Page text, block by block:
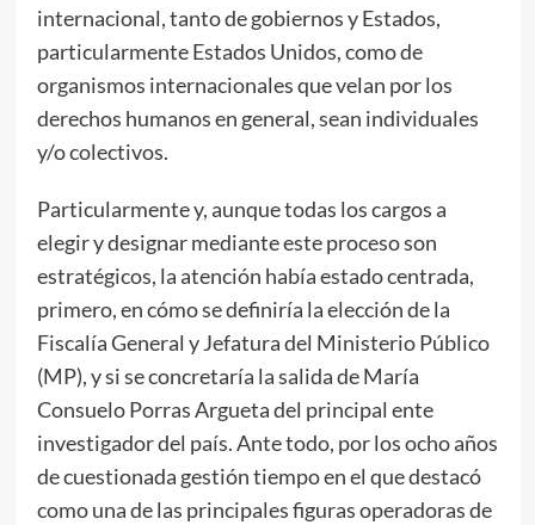
internacional, tanto de gobiernos y Estados,
particularmente Estados Unidos, como de
organismos internacionales que velan por los
derechos humanos en general, sean individuales
y/o colectivos.
Particularmente y, aunque todas los cargos a
elegir y designar mediante este proceso son
estratégicos, la atención había estado centrada,
primero, en cómo se definiría la elección de la
Fiscalía General y Jefatura del Ministerio Público
(MP), y si se concretaría la salida de María
Consuelo Porras Argueta del principal ente
investigador del país. Ante todo, por los ocho años
de cuestionada gestión tiempo en el que destacó
como una de las principales figuras operadoras de